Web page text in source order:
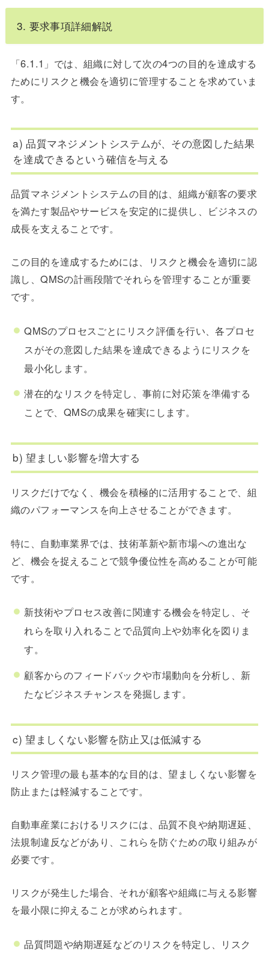
3. 要求事項詳細解説
「6.1.1」では、組織に対して次の4つの目的を達成する
ためにリスクと機会を適切に管理することを求めていま
す。
a) 品質マネジメントシステムが、その意図した結果
を達成できるという確信を与える
品質マネジメントシステムの目的は、組織が顧客の要求
を満たす製品やサービスを安定的に提供し、ビジネスの
成長を支えることです。
この目的を達成するためには、リスクと機会を適切に認
識し、QMSの計画段階でそれらを管理することが重要
です。
QMSのプロセスごとにリスク評価を行い、各プロセ
スがその意図した結果を達成できるようにリスクを
最小化します。
潜在的なリスクを特定し、事前に対応策を準備する
ことで、QMSの成果を確実にします。
b) 望ましい影響を増大する
リスクだけでなく、機会を積極的に活用することで、組
織のパフォーマンスを向上させることができます。
特に、自動車業界では、技術革新や新市場への進出な
ど、機会を捉えることで競争優位性を高めることが可能
です。
新技術やプロセス改善に関連する機会を特定し、そ
れらを取り入れることで品質向上や効率化を図りま
す。
顧客からのフィードバックや市場動向を分析し、新
たなビジネスチャンスを発掘します。
c) 望ましくない影響を防止又は低減する
リスク管理の最も基本的な目的は、望ましくない影響を
防止または軽減することです。
自動車産業におけるリスクには、品質不良や納期遅延、
法規制違反などがあり、これらを防ぐための取り組みが
必要です。
リスクが発生した場合、それが顧客や組織に与える影響
を最小限に抑えることが求められます。
品質問題や納期遅延などのリスクを特定し、リスク